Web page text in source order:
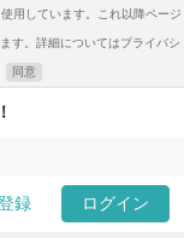
用しています。これ以降ページ
す。詳細についてはプライバシ
同意
録 ログイン